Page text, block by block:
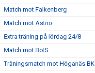
Match mot Falkenberg
Match mot Astrio
Extra träning på lördag 24/8
Match mot BoIS
Träningsmatch mot Höganäs BK